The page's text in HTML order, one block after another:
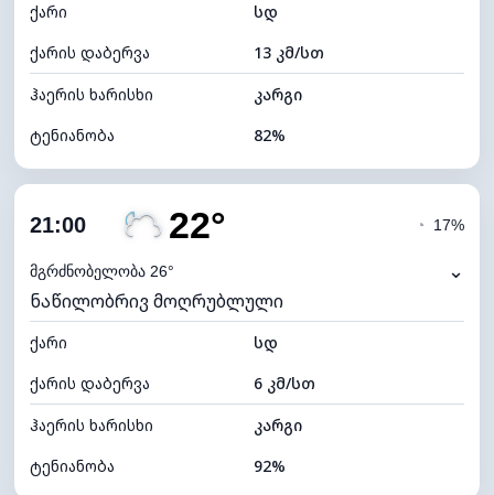
განათების ინდექსი 4 (მკრთალი)
ღრუბლის სიმაღლე 4880 მ
ქარი
სდ
ქარის დაბერვა
13 კმ/სთ
ჰაერის ხარისხი
კარგი
ტენიანობა
82%
ღრუბლიანობა
ნამის წერტილი
ხილვადობა
10 კმ
განათების ინდექსი 7 (ნათელი)
ღრუბლის სიმაღლე 10000 მ
21:00 22°
მგრძნობელობა 26°
◔ 17%
⌄
ნაწილობრივ მოღრუბლული
ქარი
სდ
ქარის დაბერვა
6 კმ/სთ
ჰაერის ხარისხი
კარგი
ტენიანობა
92%